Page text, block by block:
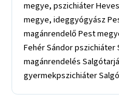
megye, pszichiáter
megye, ideggyógyász
magánrendelő Pest
Fehér Sándor pszichiáter
magánrendelés
gyermekpszichiáter